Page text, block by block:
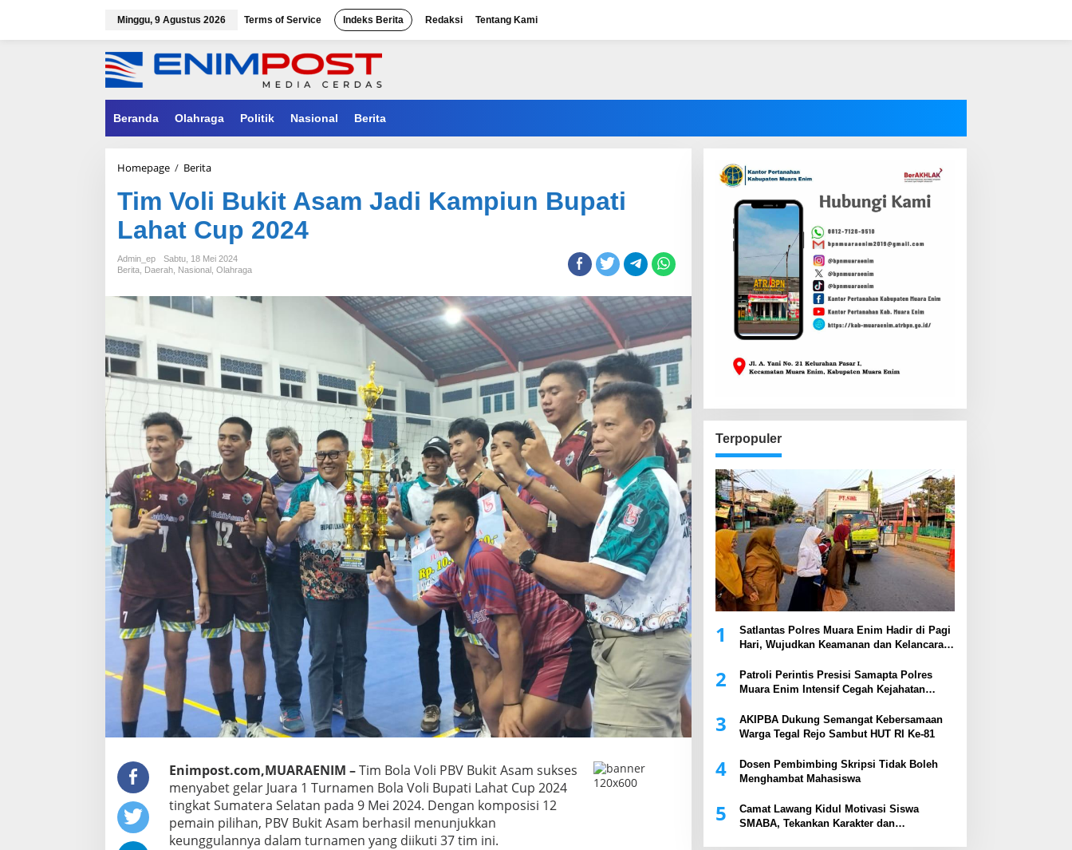
Minggu, 9 Agustus 2026 Terms of Service Indeks Berita Redaksi Tentang Kami
Beranda Olahraga Politik Nasional Berita
Homepage / BeritaTim
Bukit
Asam
Jadi
Kampiun
Bupati
Lahat
2024
Tim Voli Bukit Asam Jadi Kampiun Bupati
Lahat Cup 2024
Admin_ep
Sabtu, 18 Mei 2024
Berita Daerah Nasional Olahraga
Enimpost.com,MUARAENIM –Tim Bola Voli PBV Bukit Asam sukses
menyabet gelar Juara 1 Turnamen Bola Voli Bupati Lahat Cup 2024
tingkat Sumatera Selatan pada 9 Mei 2024. Dengan komposisi 12
pemain pilihan, PBV Bukit Asam berhasil menunjukkan
keunggulannya dalam turnamen yang diikuti 37 tim ini.
Terpopuler
1
Satlantas Polres Muara Enim Hadir di Pagi
Hari, Wujudkan Keamanan dan Kelancaran
2
Patroli Perintis Presisi Samapta Polres
Muara Enim Intensif Cegah Kejahatan
3
AKIPBA Dukung Semangat Kebersamaan
Warga Tegal Rejo Sambut HUT RI Ke-81
4
Dosen Pembimbing Skripsi Tidak Boleh
Menghambat Mahasiswa
5
Camat Lawang Kidul Motivasi Siswa
SMABA, Tekankan Karakter dan